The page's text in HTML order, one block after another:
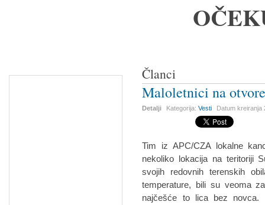
Članci
Maloletnici na
Detalji Kategorija:Vesti Datum kreiranja
Tim iz APC/CZA lokalne
nekoliko lokacija na teritoriji
svojih redovnih terenskih
temperature, bili su veoma
najčešće to lica bez novca.